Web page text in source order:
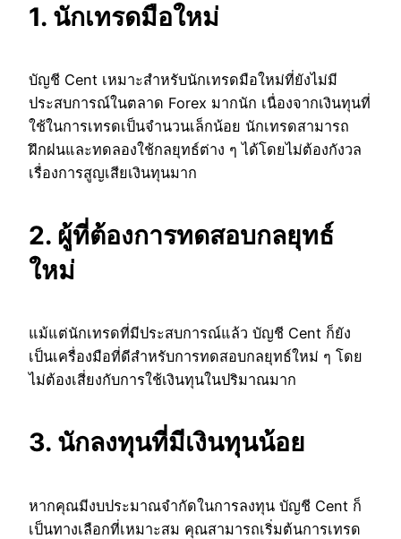
1. นักเทรดมือใหม่
บัญชี Cent เหมาะสำหรับนักเทรดมือใหม่ที่ยังไม่มี
ประสบการณ์ในตลาด Forex มากนัก เนื่องจากเงินทุนที่
ใช้ในการเทรดเป็นจำนวนเล็กน้อย นักเทรดสามารถ
ฝึกฝนและทดลองใช้กลยุทธ์ต่าง ๆ ได้โดยไม่ต้องกังวล
เรื่องการสูญเสียเงินทุนมาก
2. ผู้ที่ต้องการทดสอบกลยุทธ์
ใหม่
แม้แต่นักเทรดที่มีประสบการณ์แล้ว บัญชี Cent ก็ยัง
เป็นเครื่องมือที่ดีสำหรับการทดสอบกลยุทธ์ใหม่ ๆ โดย
ไม่ต้องเสี่ยงกับการใช้เงินทุนในปริมาณมาก
3. นักลงทุนที่มีเงินทุนน้อย
หากคุณมีงบประมาณจำกัดในการลงทุน บัญชี Cent ก็
เป็นทางเลือกที่เหมาะสม คุณสามารถเริ่มต้นการเทรด